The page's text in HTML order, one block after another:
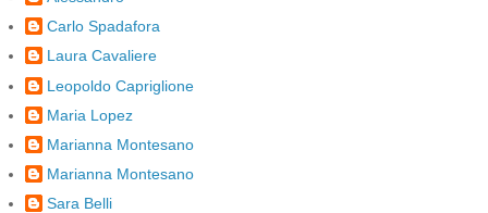
Carlo Spadafora
Laura Cavaliere
Leopoldo Capriglione
Maria Lopez
Marianna Montesano
Marianna Montesano
Sara Belli